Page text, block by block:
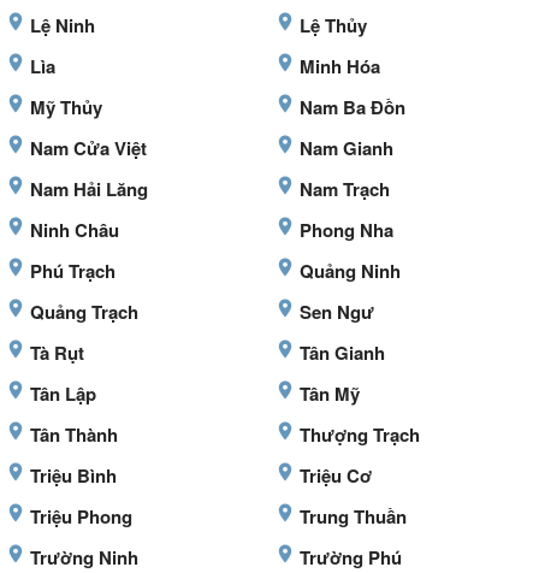
Lệ Ninh
Lệ Thủy
Lìa
Minh Hóa
Mỹ Thủy
Nam Ba Đồn
Nam Cửa Việt
Nam Gianh
Nam Hải Lăng
Nam Trạch
Ninh Châu
Phong Nha
Phú Trạch
Quảng Ninh
Quảng Trạch
Sen Ngư
Tà Rụt
Tân Gianh
Tân Lập
Tân Mỹ
Tân Thành
Thượng Trạch
Triệu Bình
Triệu Cơ
Triệu Phong
Trung Thuần
Trường Ninh
Trường Phú